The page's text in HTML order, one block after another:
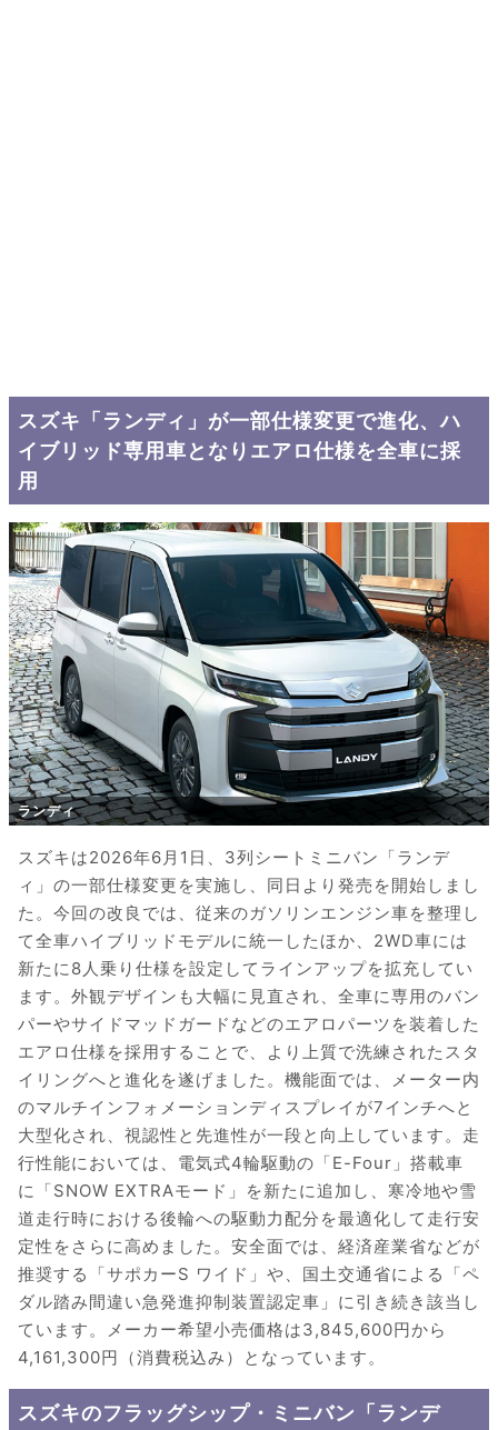
スズキ「ランディ」が一部仕様変更で進化、ハ
イブリッド専用車となりエアロ仕様を全車に採
用
ランディ
スズキは2026年6月1日、3列シートミニバン「ランデ
ィ」の一部仕様変更を実施し、同日より発売を開始しまし
た。今回の改良では、従来のガソリンエンジン車を整理し
て全車ハイブリッドモデルに統一したほか、2WD車には
新たに8人乗り仕様を設定してラインアップを拡充してい
ます。外観デザインも大幅に見直され、全車に専用のバン
パーやサイドマッドガードなどのエアロパーツを装着した
エアロ仕様を採用することで、より上質で洗練されたスタ
イリングへと進化を遂げました。機能面では、メーター内
のマルチインフォメーションディスプレイが7インチへと
大型化され、視認性と先進性が一段と向上しています。走
行性能においては、電気式4輪駆動の「E-Four」搭載車
に「SNOW EXTRAモード」を新たに追加し、寒冷地や雪
道走行時における後輪への駆動力配分を最適化して走行安
定性をさらに高めました。安全面では、経済産業省などが
推奨する「サポカーS ワイド」や、国土交通省による「ペ
ダル踏み間違い急発進抑制装置認定車」に引き続き該当し
ています。メーカー希望小売価格は3,845,600円から
4,161,300円（消費税込み）となっています。
スズキのフラッグシップ・ミニバン「ランデ